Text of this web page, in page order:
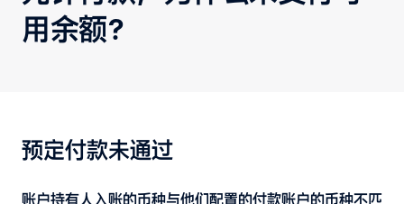
用余额？
预定付款未通过
账户持有人入账的币种与他们配置的付款账户的币种不匹